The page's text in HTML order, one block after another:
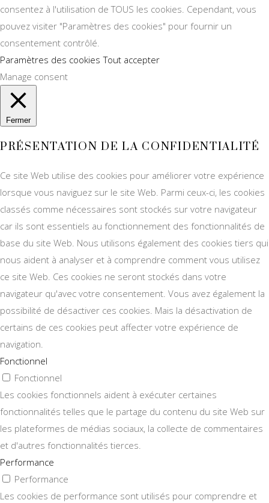
consentez à l'utilisation de TOUS les cookies. Cependant, vous
pouvez visiter "Paramètres des cookies" pour fournir un
consentement contrôlé.
Paramètres des cookies Tout accepter
Manage consent
Fermer
PRÉSENTATION DE LA CONFIDENTIALITÉ
Ce site Web utilise des cookies pour améliorer votre expérience
lorsque vous naviguez sur le site Web. Parmi ceux-ci, les cookies
classés comme nécessaires sont stockés sur votre navigateur
car ils sont essentiels au fonctionnement des fonctionnalités de
base du site Web. Nous utilisons également des cookies tiers qui
nous aident à analyser et à comprendre comment vous utilisez
ce site Web. Ces cookies ne seront stockés dans votre
navigateur qu'avec votre consentement. Vous avez également la
possibilité de désactiver ces cookies. Mais la désactivation de
certains de ces cookies peut affecter votre expérience de
navigation.
Fonctionnel
Fonctionnel
Les cookies fonctionnels aident à exécuter certaines
fonctionnalités telles que le partage du contenu du site Web sur
les plateformes de médias sociaux, la collecte de commentaires
et d'autres fonctionnalités tierces.
Performance
Performance
Les cookies de performance sont utilisés pour comprendre et